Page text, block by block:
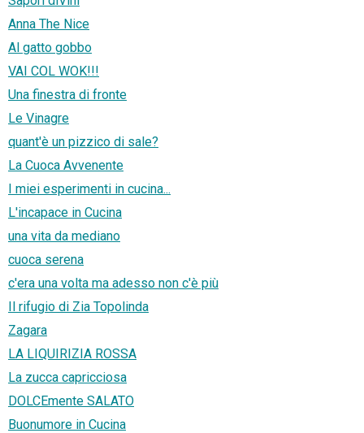
Anna The Nice
Al gatto gobbo
VAI COL WOK!!!
Una finestra di fronte
Le Vinagre
quant'è un pizzico di sale?
La Cuoca Avvenente
I miei esperimenti in cucina...
L'incapace in Cucina
una vita da mediano
cuoca serena
c'era una volta ma adesso non c'è più
Il rifugio di Zia Topolinda
Zagara
LA LIQUIRIZIA ROSSA
La zucca capricciosa
DOLCEmente SALATO
Buonumore in Cucina